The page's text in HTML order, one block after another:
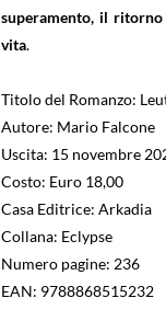
superamento, il ritorno
vita.
Titolo del Romanzo:
Autore: Mario Falcone
Uscita: 15 novembre
Costo: Euro 18,00
Casa Editrice: Arkadia
Collana: Eclypse
Numero pagine: 236
EAN: 9788868515232